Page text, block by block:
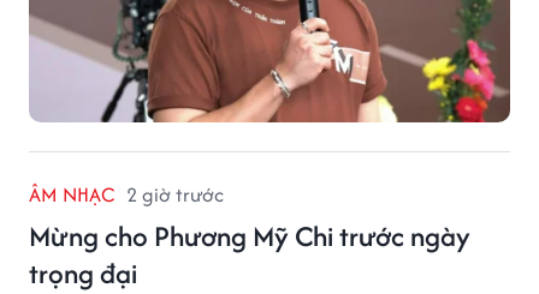
ÂM NHẠC 2 giờ trước
Mừng cho Phương Mỹ Chi trước ngày
trọng đại